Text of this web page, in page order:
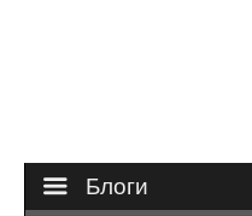
Блоги